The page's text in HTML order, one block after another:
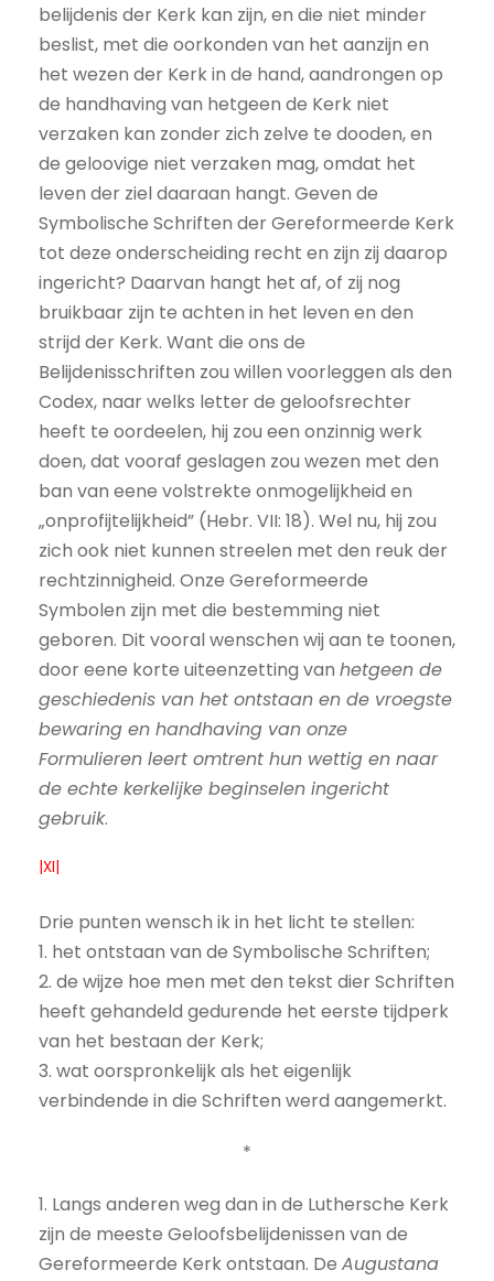
belijdenis der Kerk kan zijn, en die niet minder
beslist, met die oorkonden van het aanzijn en
het wezen der Kerk in de hand, aandrongen op
de handhaving van hetgeen de Kerk niet
verzaken kan zonder zich zelve te dooden, en
de geloovige niet verzaken mag, omdat het
leven der ziel daaraan hangt. Geven de
Symbolische Schriften der Gereformeerde Kerk
tot deze onderscheiding recht en zijn zij daarop
ingericht? Daarvan hangt het af, of zij nog
bruikbaar zijn te achten in het leven en den
strijd der Kerk. Want die ons de
Belijdenisschriften zou willen voorleggen als den
Codex, naar welks letter de geloofsrechter
heeft te oordeelen, hij zou een onzinnig werk
doen, dat vooraf geslagen zou wezen met den
ban van eene volstrekte onmogelijkheid en
„onprofijtelijkheid” (Hebr. VII: 18). Wel nu, hij zou
zich ook niet kunnen streelen met den reuk der
rechtzinnigheid. Onze Gereformeerde
Symbolen zijn met die bestemming niet
geboren. Dit vooral wenschen wij aan te toonen,
door eene korte uiteenzetting van hetgeen de
geschiedenis van het ontstaan en de vroegste
bewaring en handhaving van onze
Formulieren leert omtrent hun wettig en naar
de echte kerkelijke beginselen ingericht
gebruik.
|XI|
Drie punten wensch ik in het licht te stellen:
1. het ontstaan van de Symbolische Schriften;
2. de wijze hoe men met den tekst dier Schriften
heeft gehandeld gedurende het eerste tijdperk
van het bestaan der Kerk;
3. wat oorspronkelijk als het eigenlijk
verbindende in die Schriften werd aangemerkt.
*
1. Langs anderen weg dan in de Luthersche Kerk
zijn de meeste Geloofsbelijdenissen van de
Gereformeerde Kerk ontstaan. De Augustana